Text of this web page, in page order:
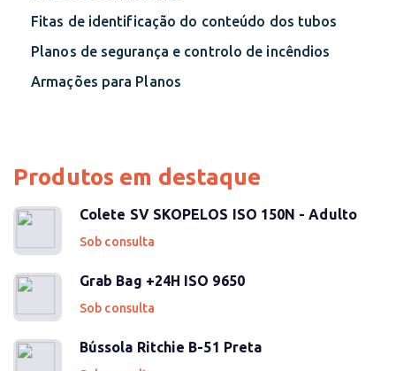
Fitas de identificação do conteúdo dos tubos
Planos de segurança e controlo de incêndios
Armações para Planos
Produtos em destaque
Colete SV SKOPELOS ISO 150N - Adulto
Sob consulta
Grab Bag +24H ISO 9650
Sob consulta
Bússola Ritchie B-51 Preta